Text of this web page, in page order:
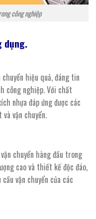
công nghiệp
dụng.
hiệu quả, đáng tin
công nghiệp. Với chất
nhựa đáp ứng được các
vận chuyển.
chuyển hàng đầu trong
cao và thiết kế độc đáo,
vận chuyển của các